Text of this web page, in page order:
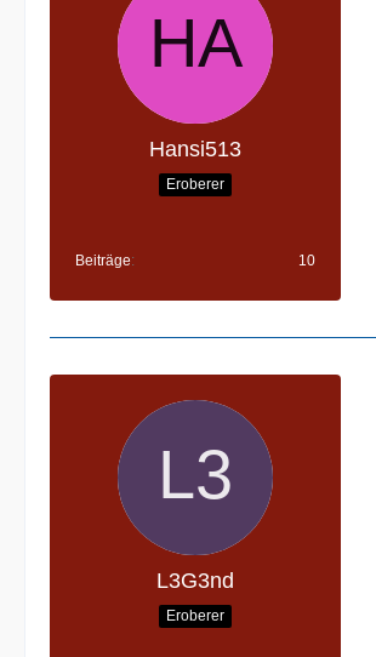
Hansi513
Eroberer
Beiträge 10
L3G3nd
Eroberer